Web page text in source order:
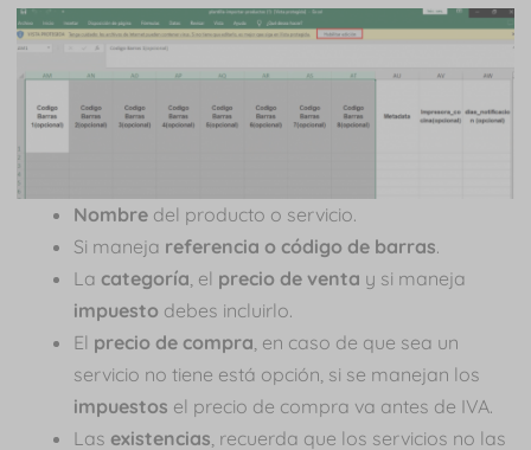
Nombre del producto o servicio.
Si maneja referencia o código de barras.
La categoría , el precio de venta y si maneja
impuesto debes incluirlo.
El precio de compra , en caso de que sea un
servicio no tiene está opción, si se manejan los
impuestos el precio de compra va antes de IVA.
Las existencias , recuerda que los servicios no las